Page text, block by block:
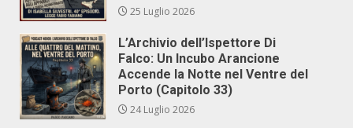
25 Luglio 2026
L’Archivio dell’Ispettore Di
Falco: Un Incubo Arancione
Accende la Notte nel Ventre del
Porto (Capitolo 33)
24 Luglio 2026